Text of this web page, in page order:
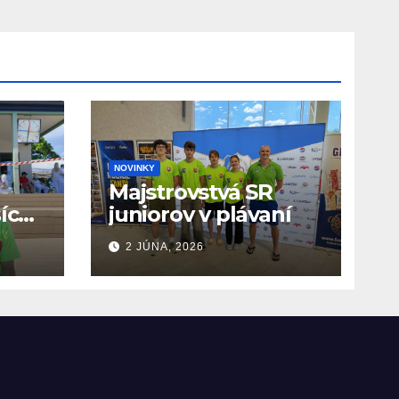
NOVINKY
Majstrovstvá SR
juniorov v plávaní
2 JÚNA, 2026